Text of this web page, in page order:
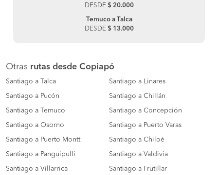
DESDE $ 20.000
Temuco a Talca
DESDE $ 13.000
Otras rutas desde Copiapó
Santiago a Talca Santiago a Linares
Santiago a Pucón Santiago a Chillán
Santiago a Temuco Santiago a Concepción
Santiago a Osorno Santiago a Puerto Varas
Santiago a Puerto Montt Santiago a Chiloé
Santiago a Panguipulli Santiago a Valdivia
Santiago a Villarrica Santiago a Frutillar